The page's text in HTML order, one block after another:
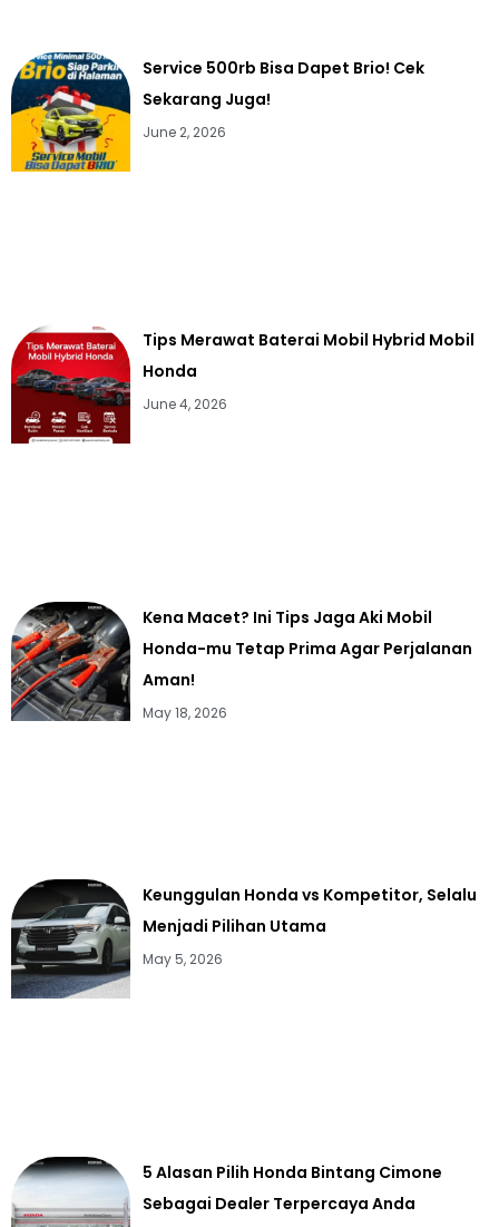
Service 500rb Bisa Dapet Brio! Cek
Sekarang Juga!
June 2, 2026
Tips Merawat Baterai Mobil Hybrid Mobil
Honda
June 4, 2026
Kena Macet? Ini Tips Jaga Aki Mobil
Honda-mu Tetap Prima Agar Perjalanan
Aman!
May 18, 2026
Keunggulan Honda vs Kompetitor, Selalu
Menjadi Pilihan Utama
May 5, 2026
5 Alasan Pilih Honda Bintang Cimone
Sebagai Dealer Terpercaya Anda